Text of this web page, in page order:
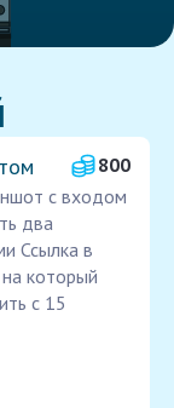
800
с входом
два
Ссылка в
который
с 15